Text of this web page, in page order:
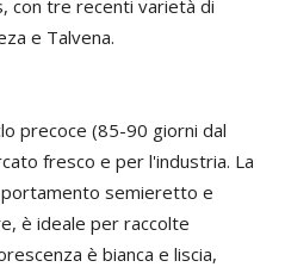
con tre recenti varietà di
e Talvena.
precoce (85-90 giorni dal
fresco e per l'industria. La
semieretto e
è ideale per raccolte
è bianca e liscia,